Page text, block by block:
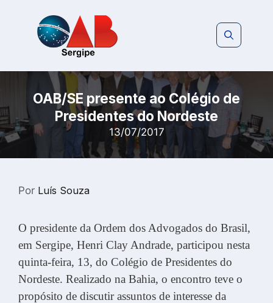
OAB/SE presente ao Colégio de
Presidentes do Nordeste
13/07/2017
Por Luís Souza
O presidente da Ordem dos Advogados do Brasil,
em Sergipe, Henri Clay Andrade, participou nesta
quinta-feira, 13, do Colégio de Presidentes do
Nordeste. Realizado na Bahia, o encontro teve o
propósito de discutir assuntos de interesse da